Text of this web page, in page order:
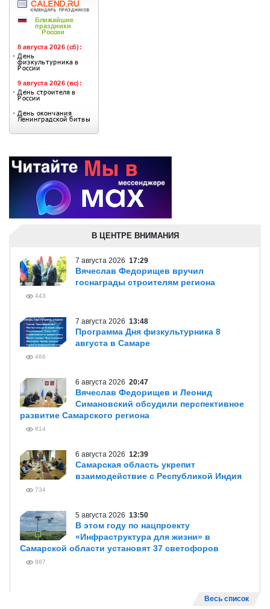
В ЦЕНТРЕ ВНИМАНИЯ
7 августа 2026 17:29
Вячеслав Федорищев вручил
госнаграды строителям региона
443
7 августа 2026 13:48
Программа Дня физкультурника 8
августа в Самаре
466
6 августа 2026 20:47
Вячеслав Федорищев и Леонид
Симановский обсудили перспективное
развитие Самарского региона
814
6 августа 2026 12:39
Самарская область укрепит
взаимодействие с Республикой Индия
734
5 августа 2026 13:50
В этом году по нацпроекту
«Инфраструктура для жизни» в
Самарской области установят 37 светофоров
887
Весь список